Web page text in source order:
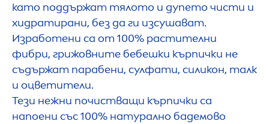
като поддържат тялото и дупето чисти и
хидратирани, без да ги изсушават.
Изработени са от 100% растителни
фибри, грижовните бебешки кърпички не
съдържат парабени, сулфати, силикон, талк
и оцветители.
Тези нежни почистващи кърпички са
напоени със 100% натурално бадемово